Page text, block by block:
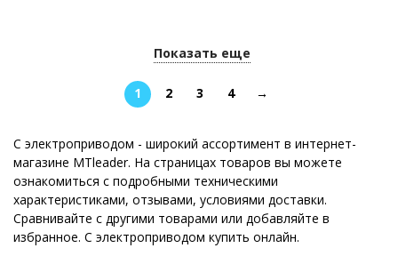
Показать еще
1 2 3 4 →
С электроприводом - широкий ассортимент в интернет-
магазине MTleader. На страницах товаров вы можете
ознакомиться с подробными техническими
характеристиками, отзывами, условиями доставки.
Сравнивайте с другими товарами или добавляйте в
избранное. С электроприводом купить онлайн.